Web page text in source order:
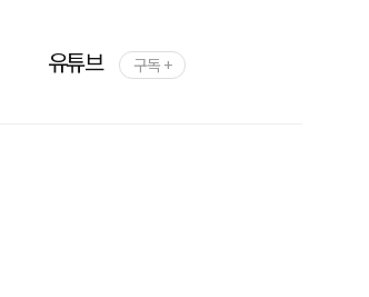
유튜브 구독 +